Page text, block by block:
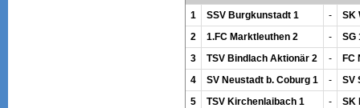
1
SSV Burgkunstadt 1 -
SK
2
1.FC Marktleuthen 2 -
SG
3
TSV Bindlach Aktionär 2 -
FC
4
SV Neustadt b. Coburg 1 -
SV
5
TSV Kirchenlaibach 1 -
SK